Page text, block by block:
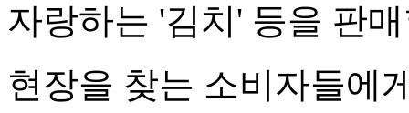
자랑하는 '김치' 등을 판
현장을 찾는 소비자들에